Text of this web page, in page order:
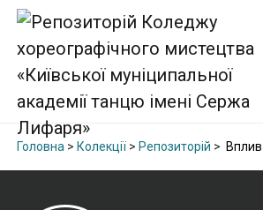
Головна > Колекції> Репозиторій > Вплив